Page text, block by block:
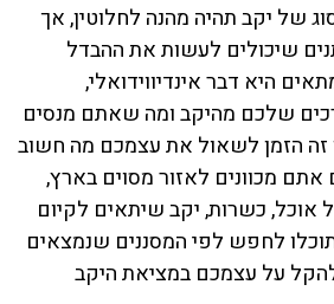
של יקב תהיה מהנה לחלוטין, אך
שיכולים לעשות את ההבדל
היא דבר אינדיווידואלי,
שלכם מהיקב ומה שאתם מנסים
זה הזמן לשאול את עצמכם מה חשוב
מכוונים לאזור מסוים בארץ,
כשרות, יקב שיתאים לקיום
תוכלו לחפש לפי המסננים שנמצאים
על עצמכם במציאת היקב